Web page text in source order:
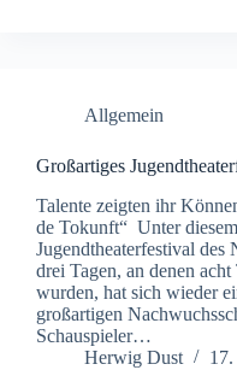
Allgemein
Großartiges
Talente zeigten ihr
de Tokunft“ Unter
Jugendtheaterfestival
drei Tagen, an denen
wurden, hat sich wieder
großartigen
Schauspieler…
Herwig Dust